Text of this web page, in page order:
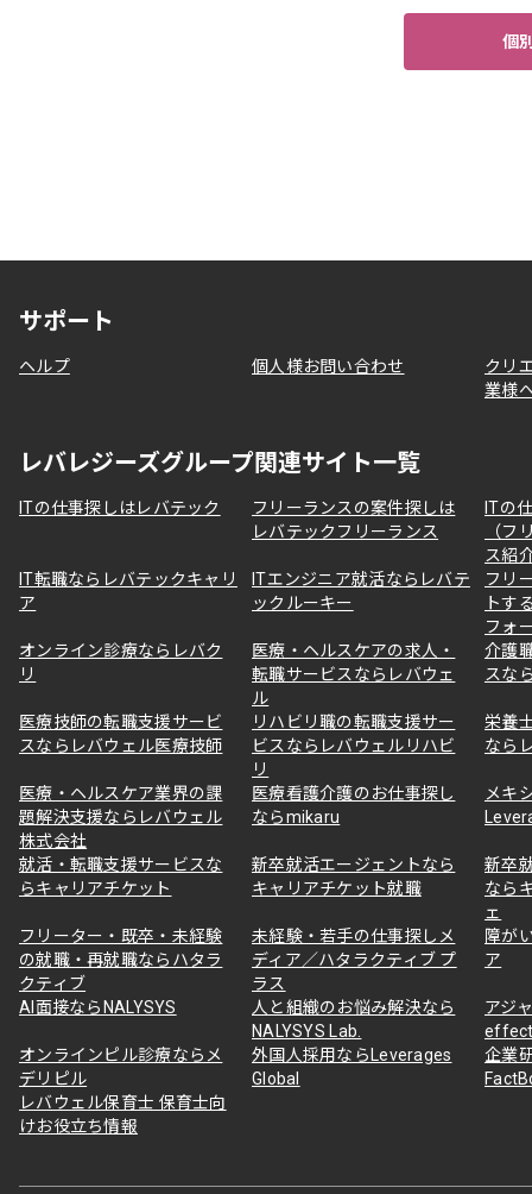
個
サポート
ヘルプ 個人様お問い合わせ
クリ
業様
レバレジーズグループ関連サイト一覧
ITの仕事探しはレバテック
フリーランスの案件探しは
レバテックフリーランス
ITの
（フ
ス紹
IT転職ならレバテックキャリ
ア
ITエンジニア就活ならレバテ
ックルーキー
フリ
トす
フォ
オンライン診療ならレバク
リ
医療・ヘルスケアの求人・
転職サービスならレバウェ
ル
介護
スな
医療技師の転職支援サービ
スならレバウェル医療技師
リハビリ職の転職支援サー
ビスならレバウェルリハビ
リ
栄養
なら
医療・ヘルスケア業界の課
題解決支援ならレバウェル
株式会社
医療看護介護のお仕事探し
ならmikaru
メキ
就活・転職支援サービスな
らキャリアチケット
新卒就活エージェントなら
キャリアチケット就職
新卒
なら
ェ
フリーター・既卒・未経験
の就職・再就職ならハタラ
クティブ
未経験・若手の仕事探しメ
ディア／ハタラクティブ プ
ラス
障が
ア
AI面接ならNALYSYS
人と組織のお悩み解決なら
NALYSYS Lab.
アジ
オンラインピル診療ならメ
デリピル
外国人採用ならLeverages
Global
企業
レバウェル保育士 保育士向
けお役立ち情報